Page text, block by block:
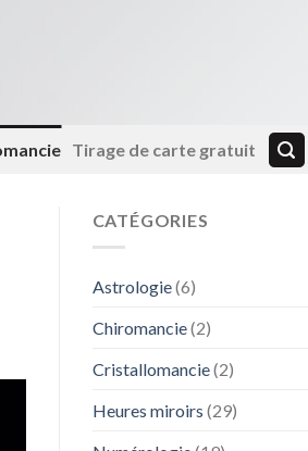
Tirage de carte gratuit
CATÉGORIES
Astrologie(6)
Chiromancie(2)
Cristallomancie(2)
Heures miroirs (29)